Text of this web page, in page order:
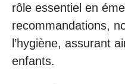
rôle essentiel en
recommandations,
l’hygiène, assurant
enfants.